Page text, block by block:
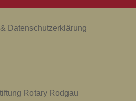
Datenschutzerklärung
Rotary Rodgau